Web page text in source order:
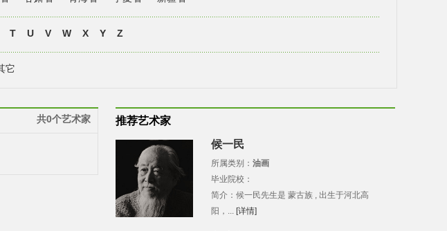
T U V W X Y Z
它
共0个艺术家 推荐艺术家
候一民
所属类别： 油画
毕业院校：
简介：候一民先生是 蒙古族 , 出生于河北高
阳，... [详情]